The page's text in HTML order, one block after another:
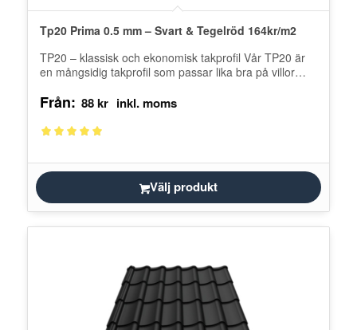
Tp20 Prima 0.5 mm – Svart & Tegelröd 164kr/m2
TP20 – klassisk och ekonomisk takprofil Vår TP20 är
en mångsidig takprofil som passar lika bra på villor
Från: 88kr
av 5
Välj produkt